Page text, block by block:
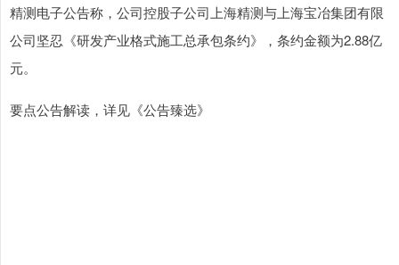
精测电子公告称，公司控股子公司上海精测与上海宝冶集团有限
公司坚忍《研发产业格式施工总承包条约》，条约金额为2.88亿
元。
要点公告解读，详见《公告臻选》